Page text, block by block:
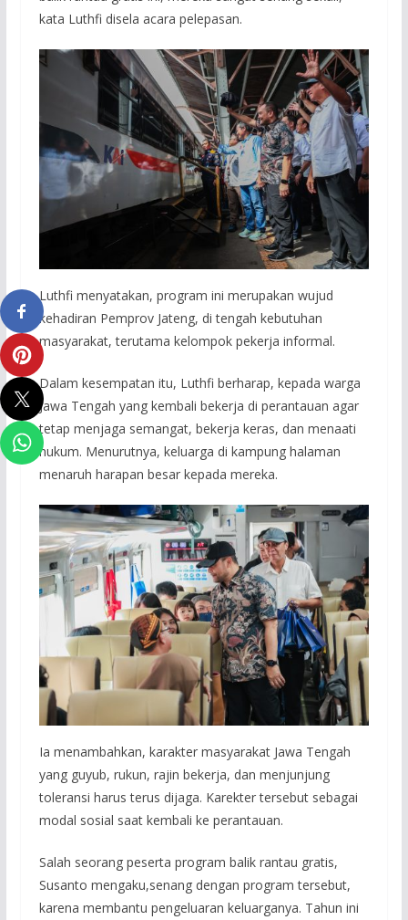
kata Luthfi disela acara pelepasan.
Luthfi menyatakan, program ini merupakan wujud
kehadiran Pemprov Jateng, di tengah kebutuhan
masyarakat, terutama kelompok pekerja informal.
Dalam kesempatan itu, Luthfi berharap, kepada warga
Jawa Tengah yang kembali bekerja di perantauan agar
tetap menjaga semangat, bekerja keras, dan menaati
hukum. Menurutnya, keluarga di kampung halaman
menaruh harapan besar kepada mereka.
Ia menambahkan, karakter masyarakat Jawa Tengah
yang guyub, rukun, rajin bekerja, dan menjunjung
toleransi harus terus dijaga. Karekter tersebut sebagai
modal sosial saat kembali ke perantauan.
Salah seorang peserta program balik rantau gratis,
Susanto mengaku,senang dengan program tersebut,
karena membantu pengeluaran keluarganya. Tahun ini